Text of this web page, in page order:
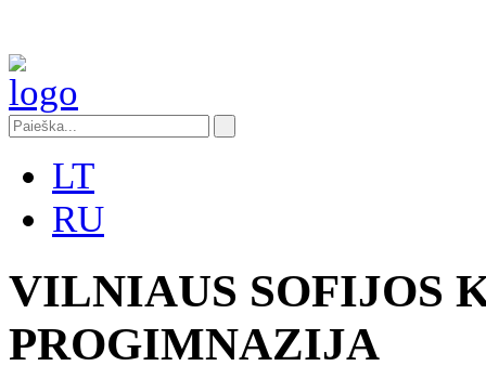
LT
RU
VILNIAUS SOFIJOS
PROGIMNAZIJA